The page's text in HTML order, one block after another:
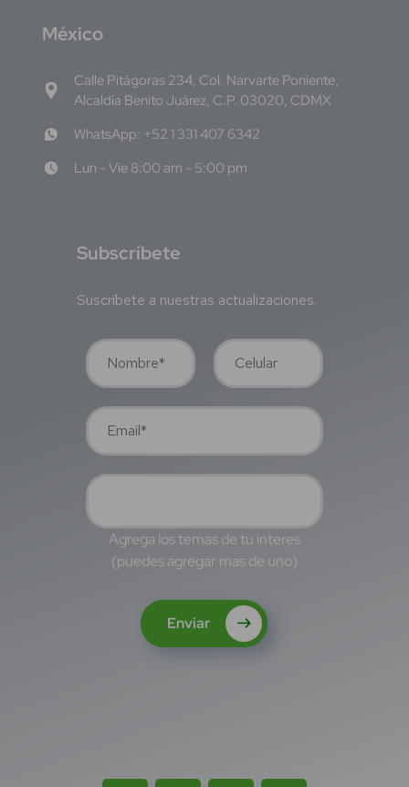
México
Calle Pitágoras 234, Col. Narvarte Poniente,
Alcaldía Benito Juárez, C.P. 03020, CDMX
WhatsApp: +52 1 331 407 6342
Lun - Vie 8:00 am - 5:00 pm
Subscríbete
Suscríbete a nuestras actualizaciones.
Agrega los temas de tu interes
(puedes agregar mas de uno)
Enviar